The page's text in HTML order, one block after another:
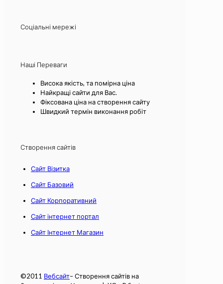
Соціальні мережі
Наші Переваги
Висока якість, та помірна ціна
Найкращі сайти для Вас.
Фіксована ціна на створення сайту
Швидкий термін виконання робіт
Створення сайтів
Сайт Візитка
Сайт Базовий
Сайт Корпоративний
Сайт інтернет портал
Сайт Інтернет Магазин
©2011 Вебсайт– Створення сайтів на